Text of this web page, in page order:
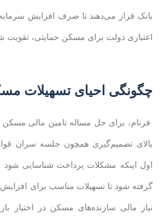
بانک قرار می‌دهند تا صرف افزایش
اعتباری دولت برای مسکن حمایتی، تقویت
چگونگی احیای تسهیلات
فرنام، برای حل مساله تامین مالی مسکن
بالای تصمیم‌گیری همچون جلسه سران
اول اینکه مشکلات پرداخت شناسایی شود
گرفته شود تا تسهیلات مناسب برای
نیاز مالی سازنده‌های مسکن در اختیار